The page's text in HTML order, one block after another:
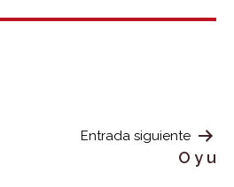
Entrada siguiente
O y u